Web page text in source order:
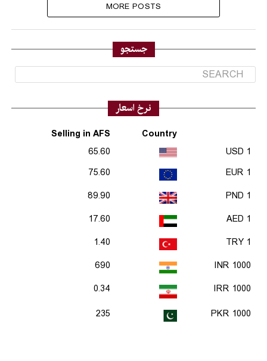
MORE POSTS
جستجو
نرخ اسعار
Country
Selling in AFS
1 USD
65.60
1 EUR
75.60
1 PND
89.90
1 AED
17.60
1 TRY
1.40
1000 INR
690
1000 IRR
0.34
1000 PKR
235